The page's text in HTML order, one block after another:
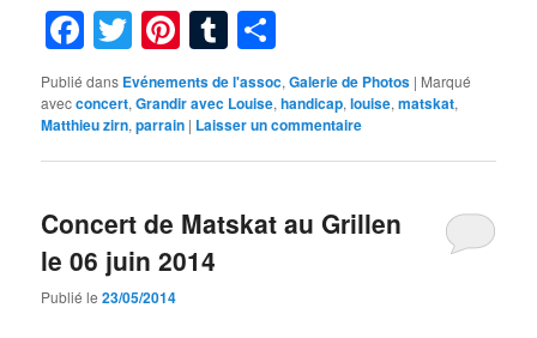
Facebook
Twitter
Pinterest
Tumblr
Publié dans Evénements de l'assoc,Galerie de Photos | Marqué
avecconcert,Grandir avec Louise,handicap,louise,matskat,
Matthieu zirn,parrain | Laisser un commentaire
Concert de Matskat au Grillen
le 06 juin 2014
Publié le23/05/2014